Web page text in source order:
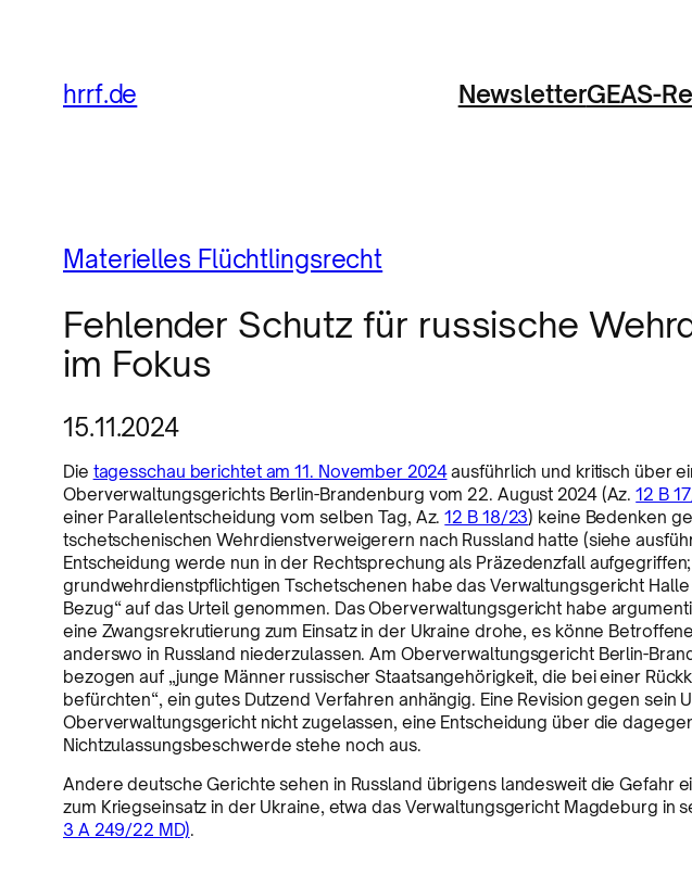
hrrf.de NewsletterGEAS-
Materielles Flüchtlingsrecht
Fehlender Schutz für russische
im Fokus
15.11.2024
Die tagesschau berichtet am 11. November 2024ausführlich und kritisch über
Oberverwaltungsgerichts Berlin-Brandenburg vom 22. August 2024 (Az.12 B
einer Parallelentscheidung vom selben Tag, Az.12 B 18/23) keine Bedenken
tschetschenischen Wehrdienstverweigerern nach Russland hatte (siehe
Entscheidung werde nun in der Rechtsprechung als Präzedenzfall
grundwehrdienstpflichtigen Tschetschenen habe das Verwaltungsgericht
Bezug“ auf das Urteil genommen. Das Oberverwaltungsgericht habe
eine Zwangsrekrutierung zum Einsatz in der Ukraine drohe, es könne
anderswo in Russland niederzulassen. Am Oberverwaltungsgericht Berlin-
bezogen auf „junge Männer russischer Staatsangehörigkeit, die bei einer
befürchten“, ein gutes Dutzend Verfahren anhängig. Eine Revision gegen sein
Oberverwaltungsgericht nicht zugelassen, eine Entscheidung über die
Nichtzulassungsbeschwerde stehe noch aus.
Andere deutsche Gerichte sehen in Russland übrigens landesweit die Gefahr
zum Kriegseinsatz in der Ukraine, etwa das Verwaltungsgericht Magdeburg in
3 A 249/22 MD).